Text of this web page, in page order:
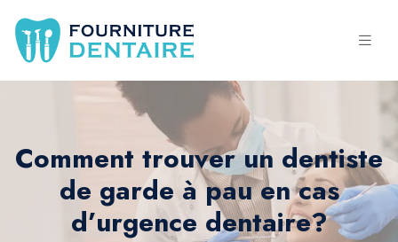
Comment trouver un dentiste
de garde à pau en cas
d’urgence dentaire?